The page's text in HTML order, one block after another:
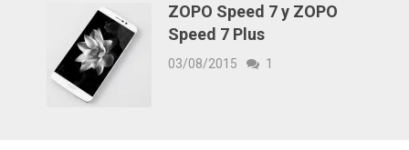
ZOPO Speed 7 y ZOPO
Speed 7 Plus
03/08/2015 1